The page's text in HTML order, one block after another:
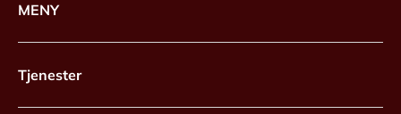
MENY
Tjenester